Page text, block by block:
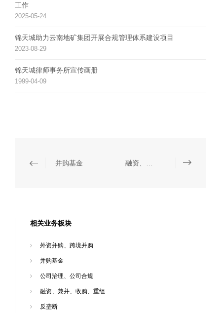
工作
2025-05-24
锦天城助力云南地矿集团开展合规管理体系建设项目
2023-08-29
锦天城律师事务所宣传画册
1999-04-09
并购基金
相关业务板块
外资并购、跨境并购
并购基金
公司治理、公司合规
融资、兼并、收购、重组
反垄断